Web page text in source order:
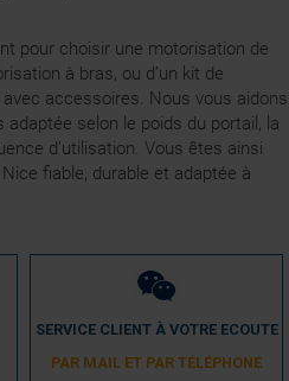
pour choisir une motorisation de
à bras, ou d’un kit de
accessoires. Nous vous aidons
selon le poids du portail, la
d’utilisation. Vous êtes ainsi
fiable, durable et adaptée à
SERVICE CLIENT À VOTRE ECOUTE
PAR MAIL ET PAR TÉLÉPHONE